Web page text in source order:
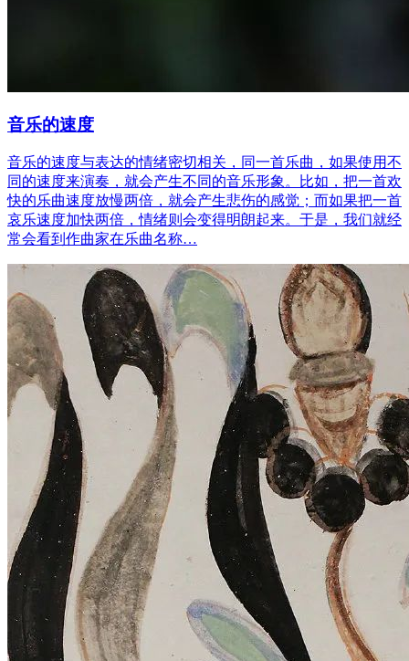
音乐的速度
音乐的速度与表达的情绪密切相关，同一首乐曲，如果使用不
同的速度来演奏，就会产生不同的音乐形象。比如，把一首欢
快的乐曲速度放慢两倍，就会产生悲伤的感觉；而如果把一首
哀乐速度加快两倍，情绪则会变得明朗起来。于是，我们就经
常会看到作曲家在乐曲名称…